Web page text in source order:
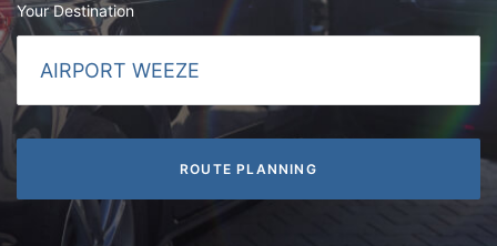
Your Destination